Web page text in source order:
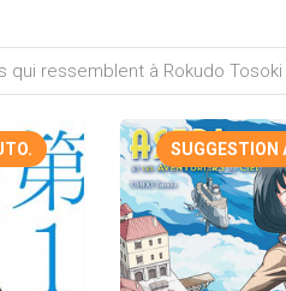
SUGGESTION